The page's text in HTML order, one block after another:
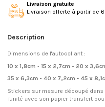
Livraison gratuite
Livraison offerte à partir de
Description
Dimensions de l'autocollant :
10 x 1,8cm - 15 x 2,7cm - 20 x
35 x 6,3cm - 40 x 7,2cm - 45 x
Stickers sur mesure découpé
l'unité avec son papier transfert